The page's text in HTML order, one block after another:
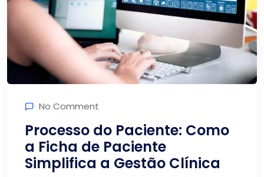
No Comment
Processo do Paciente: Como
a Ficha de Paciente
Simplifica a Gestão Clínica